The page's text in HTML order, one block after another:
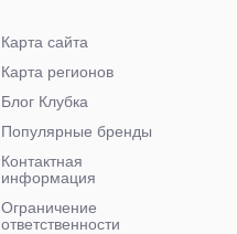
Карта сайта
Карта регионов
Блог Клубка
Популярные бренды
Контактная
информация
Ограничение
ответственности